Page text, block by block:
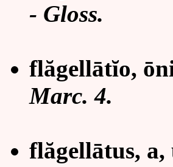
- Gloss.
flăgellātĭo,
Marc. 4.
flăgellātus,